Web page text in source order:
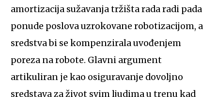
amortizacija sužavanja tržišta rada radi pada
ponude poslova uzrokovane robotizacijom, a
sredstva bi se kompenzirala uvođenjem
poreza na robote. Glavni argument
artikuliran je kao osiguravanje dovoljno
sredstava za život svim ljudima u trenu kad